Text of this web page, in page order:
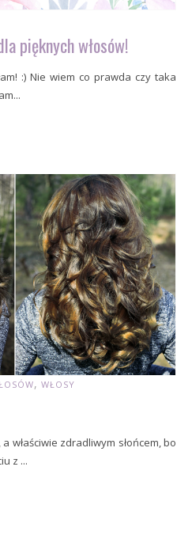
pięknych włosów!
:) Nie wiem co prawda czy taka
WŁOSY
właściwie zdradliwym słońcem, bo
z ...